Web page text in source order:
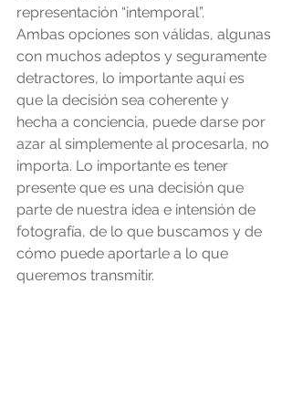
representación “intemporal”.
Ambas opciones son válidas, algunas
con muchos adeptos y seguramente
detractores, lo importante aquí es
que la decisión sea coherente y
hecha a conciencia, puede darse por
azar al simplemente al procesarla, no
importa. Lo importante es tener
presente que es una decisión que
parte de nuestra idea e intensión de
fotografía, de lo que buscamos y de
cómo puede aportarle a lo que
queremos transmitir.